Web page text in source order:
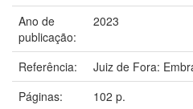
Ano de
publicação:
2023
Referência:
Juiz de Fora:
Páginas:
102 p.